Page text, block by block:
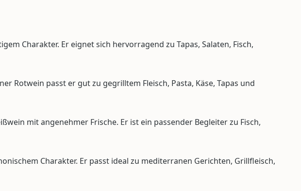
Charakter. Er eignet sich hervorragend zu Tapas, Salaten, Fisch,
Rotwein passt er gut zu gegrilltem Fleisch, Pasta, Käse, Tapas und
mit angenehmer Frische. Er ist ein passender Begleiter zu Fisch,
Charakter. Er passt ideal zu mediterranen Gerichten, Grillfleisch,